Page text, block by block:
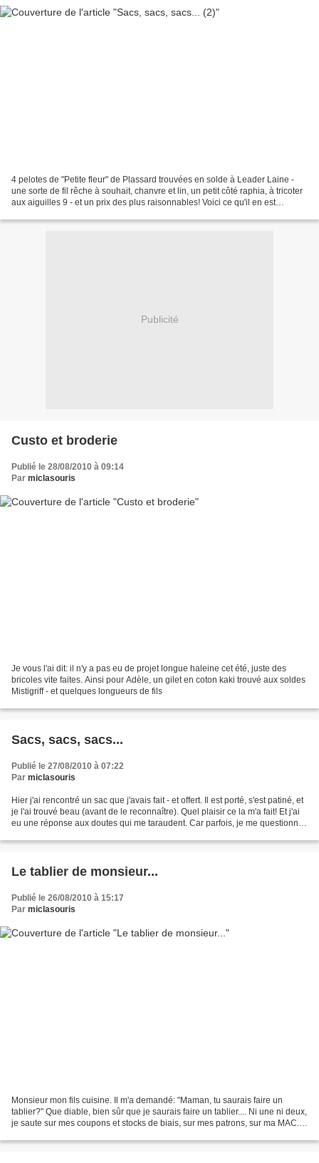
4 pelotes de "Petite fleur" de Plassard trouvées en solde à Leader Laine -
une sorte de fil rêche à souhait, chanvre et lin, un petit côté raphia, à tricoter
aux aiguilles 9 - et un prix des plus raisonnables! Voici ce qu'il en est
Publicité
Custo et broderie
Publié le 28/08/2010 à 09:14
Par miclasouris
Je vous l'ai dit: il n'y a pas eu de projet longue haleine cet été, juste des
bricoles vite faites. Ainsi pour Adèle, un gilet en coton kaki trouvé aux soldes
Mistigriff - et quelques longueurs de fils
Sacs, sacs, sacs...
Publié le 27/08/2010 à 07:22
Par miclasouris
Hier j'ai rencontré un sac que j'avais fait - et offert. Il est porté, s'est patiné, et
je l'ai trouvé beau (avant de le reconnaître). Quel plaisir ce la m'a fait! Et j'ai
eu une réponse aux doutes qui me taraudent. Car parfois, je me questionne:
Le tablier de monsieur...
Publié le 26/08/2010 à 15:17
Par miclasouris
Monsieur mon fils cuisine. Il m'a demandé: "Maman, tu saurais faire un
tablier?" Que diable, bien sûr que je saurais faire un tablier.... Ni une ni deux,
je saute sur mes coupons et stocks de biais, sur mes patrons, sur ma MAC.